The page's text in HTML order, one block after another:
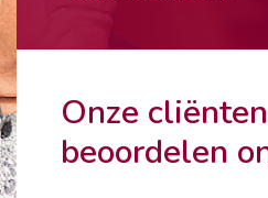
Onze cliënten
beoordelen